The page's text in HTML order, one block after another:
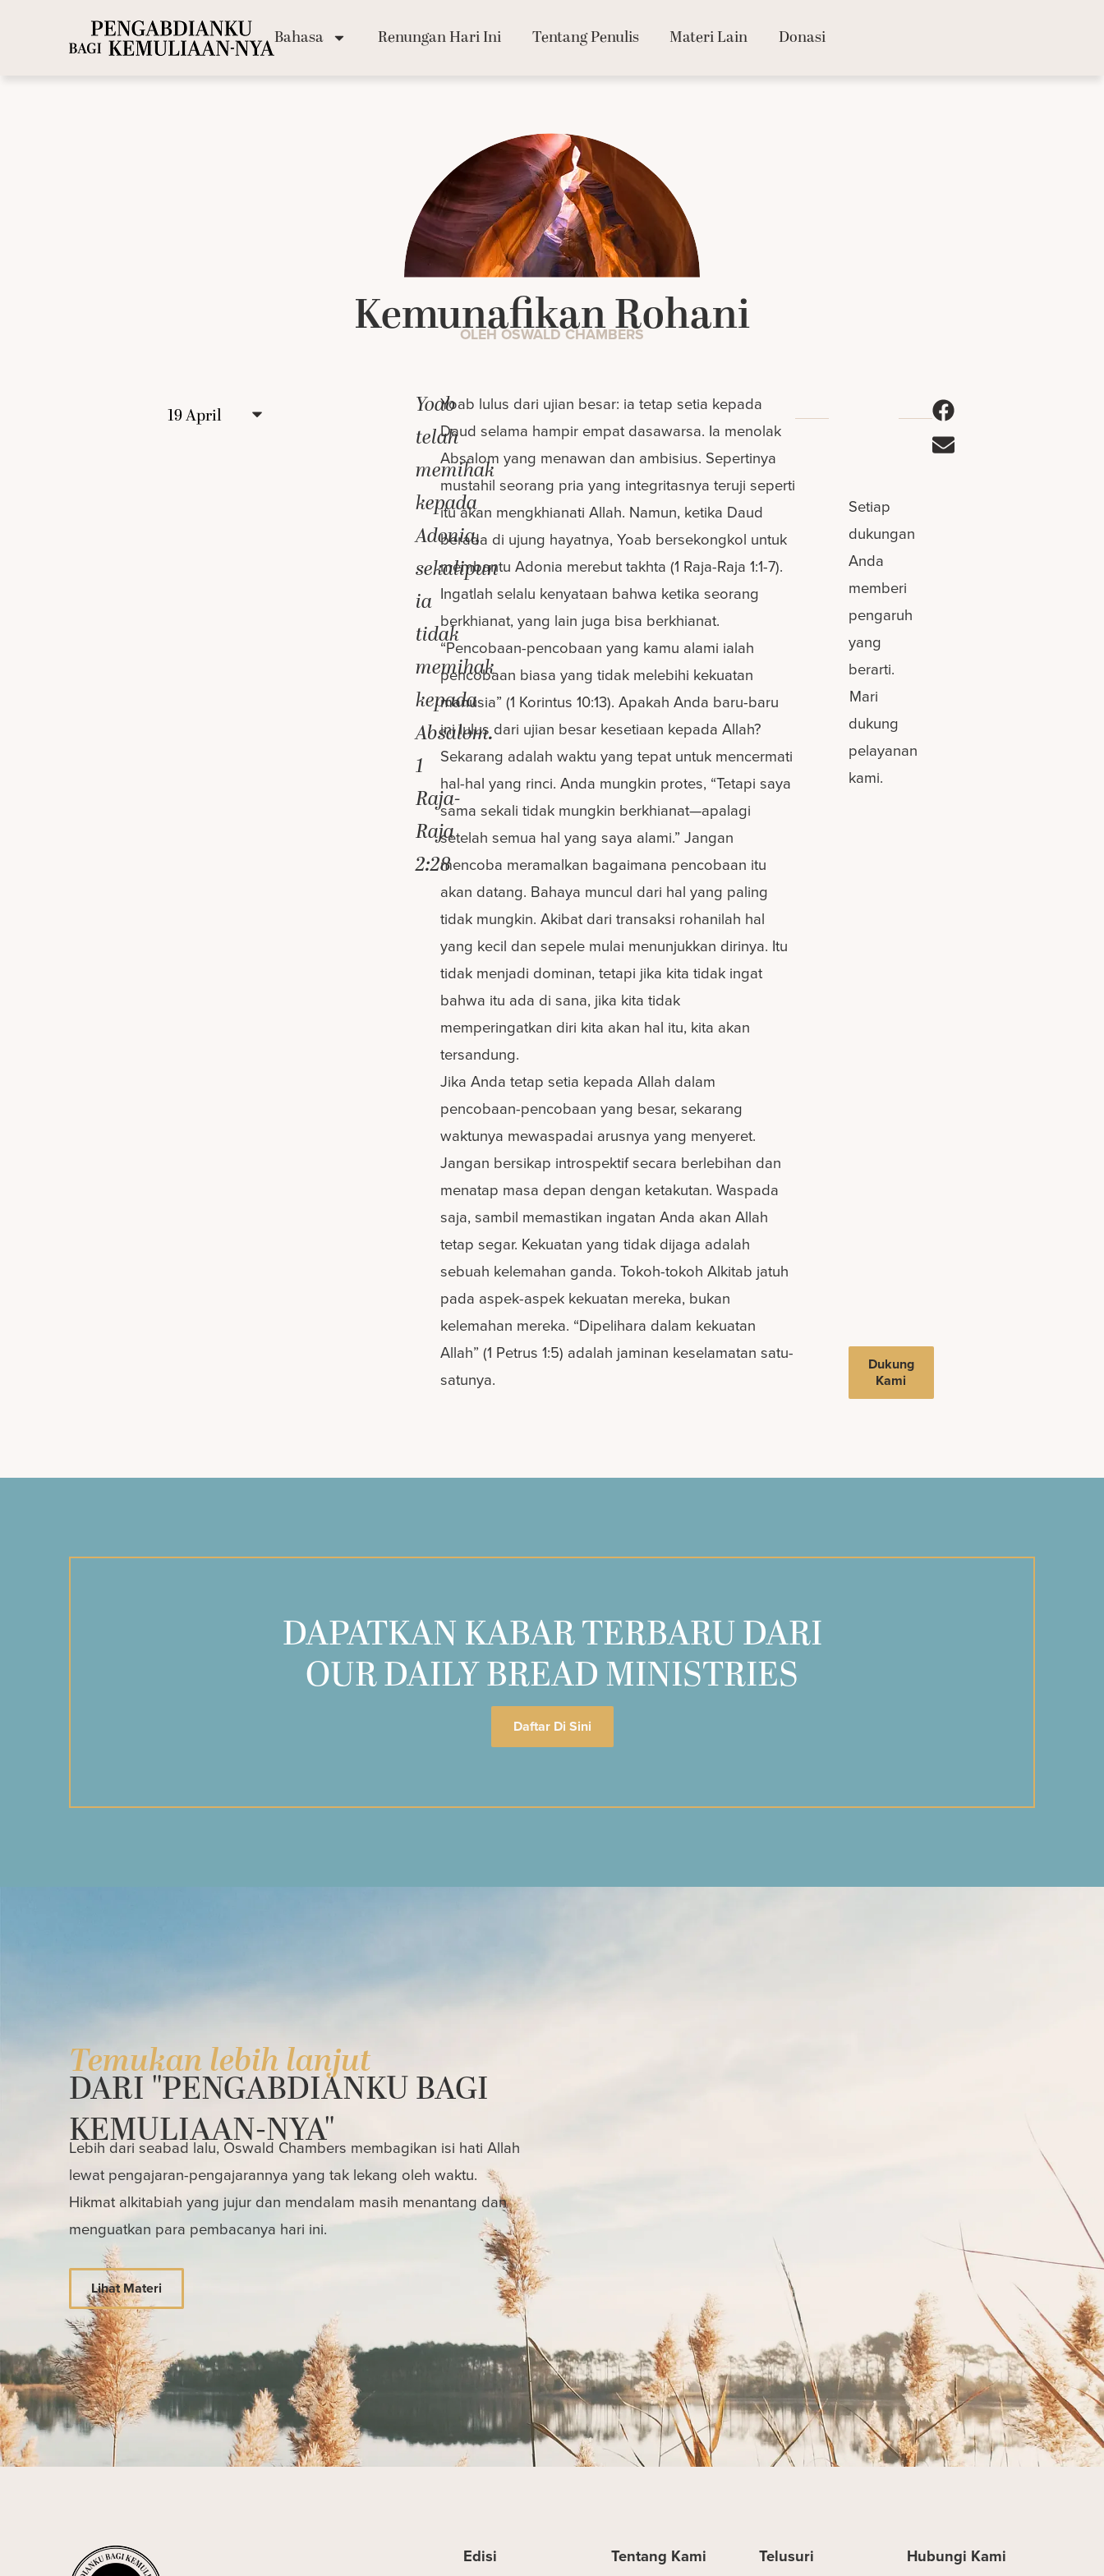
Bahasa Renungan Hari Ini Tentang Penulis Materi Lain Donasi
Kemunafikan Rohani
OLEH OSWALD CHAMBERS
Yoab
telah
memihak
kepada
Adonia,
sekalipun
ia
tidak
memihak
kepada
Absalom.
1
Raja-
Raja
2:28
Yoab lulus dari ujian besar: ia tetap setia kepada
Daud selama hampir empat dasawarsa. Ia menolak
Absalom yang menawan dan ambisius. Sepertinya
mustahil seorang pria yang integritasnya teruji seperti
itu akan mengkhianati Allah. Namun, ketika Daud
berada di ujung hayatnya, Yoab bersekongkol untuk
membantu Adonia merebut takhta (1 Raja-Raja 1:1-7).
Ingatlah selalu kenyataan bahwa ketika seorang
berkhianat, yang lain juga bisa berkhianat.
“Pencobaan-pencobaan yang kamu alami ialah
pencobaan biasa yang tidak melebihi kekuatan
manusia” (1 Korintus 10:13). Apakah Anda baru-baru
ini lulus dari ujian besar kesetiaan kepada Allah?
Sekarang adalah waktu yang tepat untuk mencermati
hal-hal yang rinci. Anda mungkin protes, “Tetapi saya
sama sekali tidak mungkin berkhianat—apalagi
setelah semua hal yang saya alami.” Jangan
mencoba meramalkan bagaimana pencobaan itu
akan datang. Bahaya muncul dari hal yang paling
tidak mungkin. Akibat dari transaksi rohanilah hal
yang kecil dan sepele mulai menunjukkan dirinya. Itu
tidak menjadi dominan, tetapi jika kita tidak ingat
bahwa itu ada di sana, jika kita tidak
memperingatkan diri kita akan hal itu, kita akan
tersandung.
Jika Anda tetap setia kepada Allah dalam
pencobaan-pencobaan yang besar, sekarang
waktunya mewaspadai arusnya yang menyeret.
Jangan bersikap introspektif secara berlebihan dan
menatap masa depan dengan ketakutan. Waspada
saja, sambil memastikan ingatan Anda akan Allah
tetap segar. Kekuatan yang tidak dijaga adalah
sebuah kelemahan ganda. Tokoh-tokoh Alkitab jatuh
pada aspek-aspek kekuatan mereka, bukan
kelemahan mereka. “Dipelihara dalam kekuatan
Allah” (1 Petrus 1:5) adalah jaminan keselamatan satu-
satunya.
Setiap
dukungan
Anda
memberi
pengaruh
yang
berarti.
Mari
dukung
pelayanan
kami.
Dukung
Kami
DAPATKAN KABAR TERBARU DARI
OUR DAILY BREAD MINISTRIES
Daftar Di Sini
Temukan lebih lanjut
DARI "PENGABDIANKU BAGI
KEMULIAAN-NYA"
Lebih dari seabad lalu, Oswald Chambers membagikan isi hati Allah
lewat pengajaran-pengajarannya yang tak lekang oleh waktu.
Hikmat alkitabiah yang jujur dan mendalam masih menantang dan
menguatkan para pembacanya hari ini.
Lihat Materi
Edisi Tentang Kami Telusuri Hubungi Kami